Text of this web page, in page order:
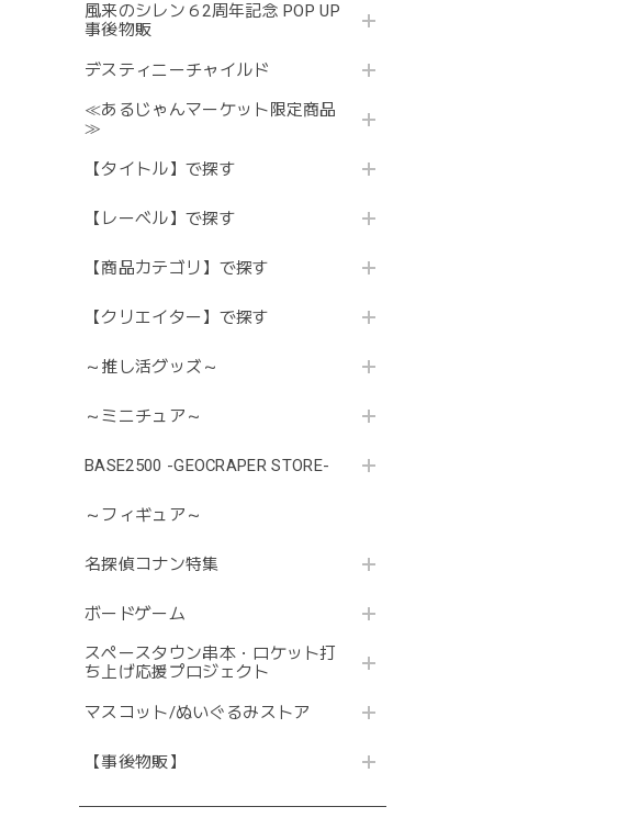
風来のシレン６2周年記念 POP UP
事後物販
デスティニーチャイルド
≪あるじゃんマーケット限定商品
≫
【タイトル】で探す
【レーベル】で探す
【商品カテゴリ】で探す
【クリエイター】で探す
～推し活グッズ～
～ミニチュア～
BASE2500 -GEOCRAPER STORE-
～フィギュア～
名探偵コナン特集
ボードゲーム
スペースタウン串本・ロケット打
ち上げ応援プロジェクト
マスコット/ぬいぐるみストア
【事後物販】